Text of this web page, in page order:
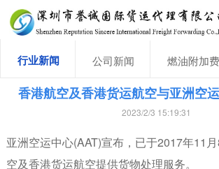
行业新闻 公司新闻 燃油附加费
香港航空及香港货运航空与亚洲空
2023/2/3 15:19:31
亚洲空运中心(AAT)宣布，已于2017年11
空及香港货运航空提供货物处理服务。